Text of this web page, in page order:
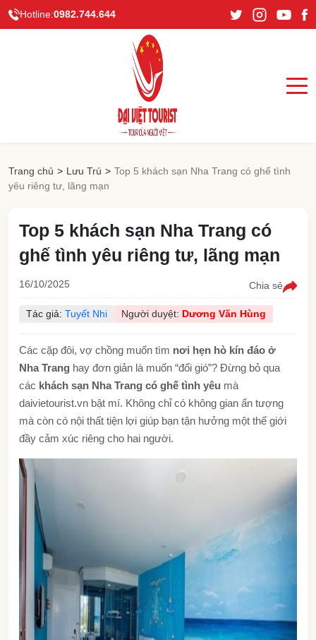
Hotline:0982.744.644
Trang chủ > Lưu Trú > Top 5 khách sạn Nha Trang có ghế tình
yêu riêng tư, lãng mạn
Top 5 khách sạn Nha Trang có
ghế tình yêu riêng tư, lãng mạn
16/10/2025 Chia sẻ
Tác giả: Tuyết Nhi Người duyệt: Dương Văn Hùng
Các cặp đôi, vợ chồng muốn tìm nơi hẹn hò kín đáo ở
Nha Trang hay đơn giản là muốn “đổi gió”? Đừng bỏ qua
các khách sạn Nha Trang có ghế tình yêu mà
daivietourist.vn bật mí. Không chỉ có không gian ấn tượng
mà còn có nội thất tiện lợi giúp bạn tận hưởng một thế giới
đầy cảm xúc riêng cho hai người.